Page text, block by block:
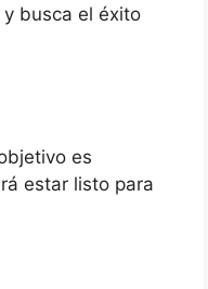
busca el éxito
es
estar listo para